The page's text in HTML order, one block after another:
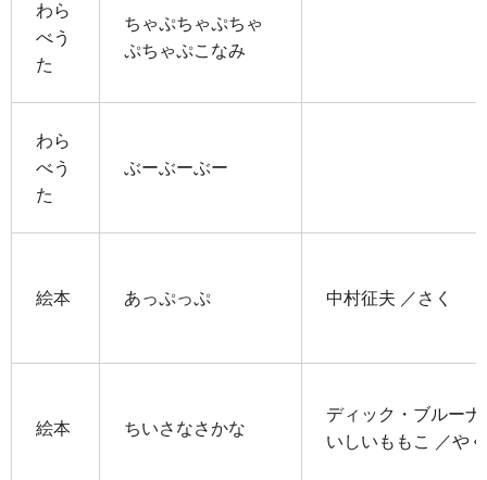
わら
べう
た
ちゃぷちゃぷちゃ
ぷちゃぷこなみ
わら
べう
た
ぶーぶーぶー
絵本 あっぷっぷ 中村征夫 ／さく
絵本 ちいさなさかな
ディック・ブルー
いしいももこ ／やく